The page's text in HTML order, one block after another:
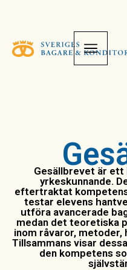
Gesällbrevet är ett
yrkeskunnande.
eftertraktat
testar elevens
utföra avancerade
medan det teoretiska
inom råvaror, metoder,
Tillsammans visar
den kompetens